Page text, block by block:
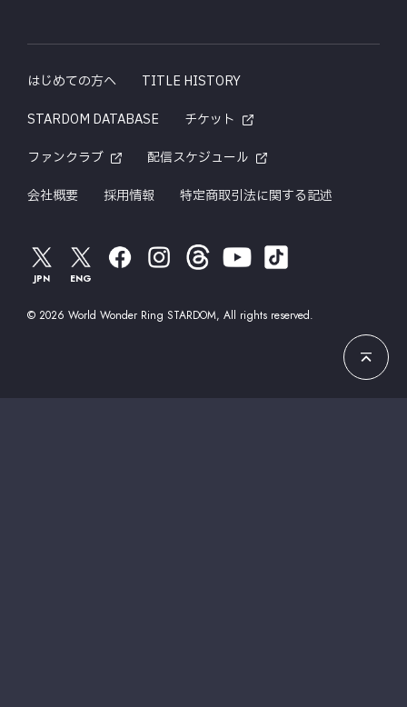
はじめての方へ
TITLE HISTORY
STARDOM DATABASE
チケット
ファンクラブ
配信スケジュール
会社概要
採用情報 特定商取引法に関する記述
JPN ENG
© 2026 World Wonder Ring STARDOM, All rights reserved.